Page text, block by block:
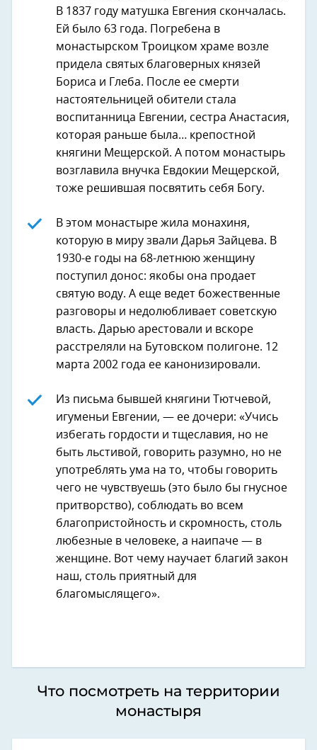
В 1837 году матушка Евгения скончалась.
Ей было 63 года. Погребена в
монастырском Троицком храме возле
придела святых благоверных князей
Бориса и Глеба. После ее смерти
настоятельницей обители стала
воспитанница Евгении, сестра Анастасия,
которая раньше была… крепостной
княгини Мещерской. А потом монастырь
возглавила внучка Евдокии Мещерской,
тоже решившая посвятить себя Богу.
В этом монастыре жила монахиня,
которую в миру звали Дарья Зайцева. В
1930-е годы на 68-летнюю женщину
поступил донос: якобы она продает
святую воду. А еще ведет божественные
разговоры и недолюбливает советскую
власть. Дарью арестовали и вскоре
расстреляли на Бутовском полигоне. 12
марта 2002 года ее канонизировали.
Из письма бывшей княгини Тютчевой,
игуменьи Евгении, — ее дочери: «Учись
избегать гордости и тщеславия, но не
быть льстивой, говорить разумно, но не
употреблять ума на то, чтобы говорить
чего не чувствуешь (это было бы гнусное
притворство), соблюдать во всем
благопристойность и скромность, столь
любезные в человеке, а наипаче — в
женщине. Вот чему научает благий закон
наш, столь приятный для
благомыслящего».
Что посмотреть на территории
монастыря